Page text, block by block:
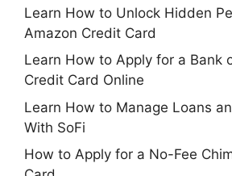
Learn How to Unlock Hidden
Amazon Credit Card
Learn How to Apply for a Bank
Credit Card Online
Learn How to Manage Loans
With SoFi
How to Apply for a No-Fee